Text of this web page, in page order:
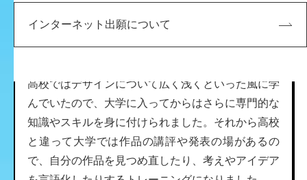
インターネット出願について
高校と大学では、どのような違いがありましたか？
高校ではデザインについて広く浅くといった風に学
んでいたので、大学に入ってからはさらに専門的な
知識やスキルを身に付けられました。それから高校
と違って大学では作品の講評や発表の場があるの
で、自分の作品を見つめ直したり、考えやアイデア